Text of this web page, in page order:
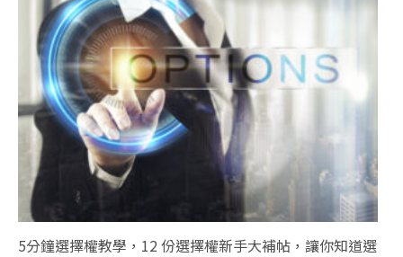
5分鐘選擇權教學，12 份選擇權新手大補帖，讓你知道選